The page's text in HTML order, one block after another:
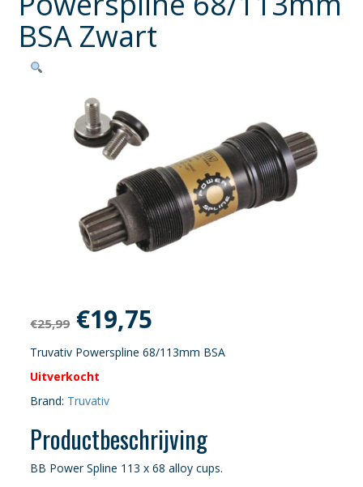
BSA Zwart
€25,99 Oorspronkelijke
prijs
was:
€25,99.
€19,75
prijs
Truvativ Powerspline 68/113mm BSA
Uitverkocht
Brand: Truvativ
Productbeschrijving
BB Power Spline 113 x 68 alloy cups.